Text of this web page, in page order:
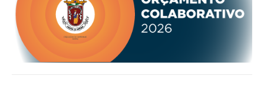
SECRETARIA
CEMITÉRIO
RECENSEAMENTO ELEITORAL